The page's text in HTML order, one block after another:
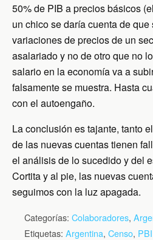
50% de PIB a precios básicos
un chico se daría cuenta de
variaciones de precios de un
asalariado y no de otro que no
salario en la economía va a
falsamente se muestra. Hasta
con el autoengaño.
La conclusión es tajante, tanto
de las nuevas cuentas tienen
el análisis de lo sucedido y del
Cortita y al pie, las nuevas
seguimos con la luz apagada.
Categorías: Colaboradores,
Etiquetas: Argentina, Censo, PBI